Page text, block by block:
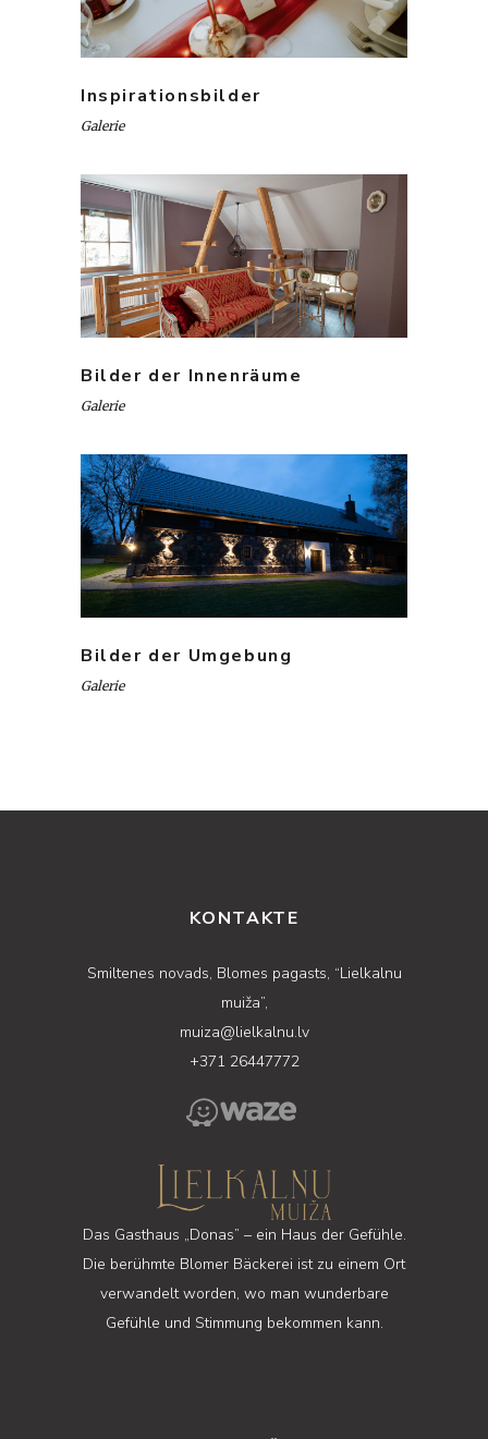
Inspirationsbilder
Galerie
Bilder der Innenräume
Galerie
Bilder der Umgebung
Galerie
KONTAKTE
Smiltenes novads, Blomes pagasts, “Lielkalnu
muiža”,
muiza@lielkalnu.lv
+371 26447772
Das Gasthaus „Donas” – ein Haus der Gefühle.
Die berühmte Blomer Bäckerei ist zu einem Ort
verwandelt worden, wo man wunderbare
Gefühle und Stimmung bekommen kann.